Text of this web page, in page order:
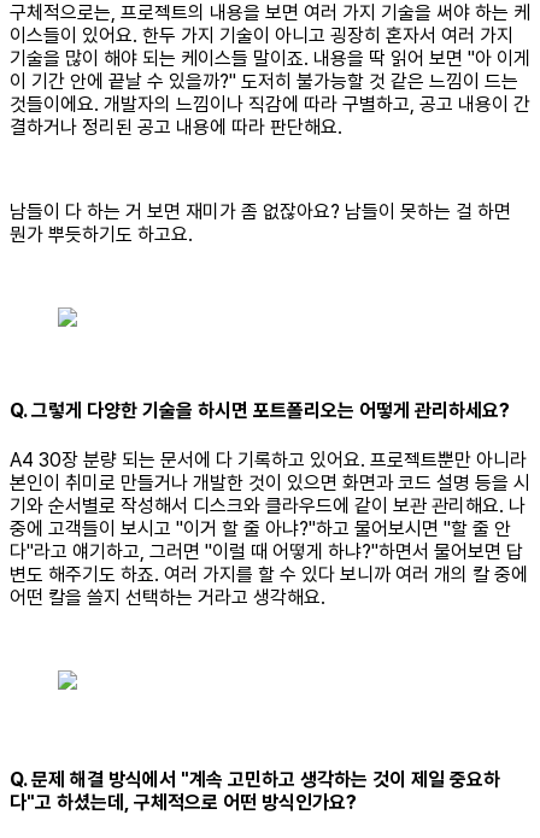
구체적으로는, 프로젝트의 내용을 보면 여러 가지 기술을 써야 하는 케
이스들이 있어요. 한두 가지 기술이 아니고 굉장히 혼자서 여러 가지
기술을 많이 해야 되는 케이스들 말이죠. 내용을 딱 읽어 보면 "아 이게
이 기간 안에 끝날 수 있을까?" 도저히 불가능할 것 같은 느낌이 드는
것들이에요. 개발자의 느낌이나 직감에 따라 구별하고, 공고 내용이 간
결하거나 정리된 공고 내용에 따라 판단해요.
남들이 다 하는 거 보면 재미가 좀 없잖아요? 남들이 못하는 걸 하면
뭔가 뿌듯하기도 하고요.
Q. 그렇게 다양한 기술을 하시면 포트폴리오는 어떻게 관리하세요?
A4 30장 분량 되는 문서에 다 기록하고 있어요. 프로젝트뿐만 아니라
본인이 취미로 만들거나 개발한 것이 있으면 화면과 코드 설명 등을 시
기와 순서별로 작성해서 디스크와 클라우드에 같이 보관 관리해요. 나
중에 고객들이 보시고 "이거 할 줄 아냐?"하고 물어보시면 "할 줄 안
다"라고 얘기하고, 그러면 "이럴 때 어떻게 하냐?"하면서 물어보면 답
변도 해주기도 하죠. 여러 가지를 할 수 있다 보니까 여러 개의 칼 중에
어떤 칼을 쓸지 선택하는 거라고 생각해요.
Q. 문제 해결 방식에서 "계속 고민하고 생각하는 것이 제일 중요하
다"고 하셨는데, 구체적으로 어떤 방식인가요?